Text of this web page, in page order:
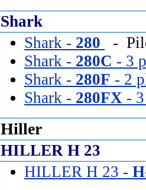
Shark
Shark - 280
-
Shark - 280C - 3
Shark - 280F - 2
Shark - 280FX -
Hiller
HILLER H 23
HILLER H 23 -